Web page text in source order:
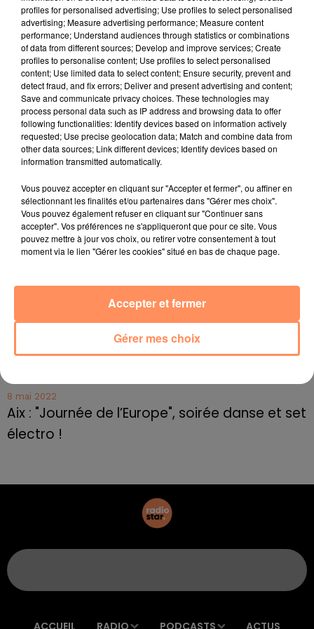
fil actus
4 juillet 2022
Radio Star Live avec Dadju
27 juin 2022
Marseille : une application pour mettre en
relation extras et...
27 juin 2022
Le cocholed pour jouer à la pétanque
jusqu'au bout de la nuit !
10 mai 2022
Toulon : des quais électrifiés pour 2023 !
10 mai 2022
Cassis organise sa traditionnelle "Fête du vin"
Marseille : appel à témoins pour retrouver
Frédéric Pache
Le rappeur marseillais Soprano invité de
8 mai 2022
Aix : "Journée de l’Europe", soirée danse et set
électro !
ACCUEIL RADIO PODCASTS ACTUS
profiles for personalised advertising; Use profiles to select personalised
advertising; Measure advertising performance; Measure content
performance; Understand audiences through statistics or combinations
of data from different sources; Develop and improve services; Create
profiles to personalise content; Use profiles to select personalised
content; Use limited data to select content; Ensure security, prevent and
detect fraud, and fix errors; Deliver and present advertising and content;
Save and communicate privacy choices. These technologies may
process personal data such as IP address and browsing data to offer
following functionalities: Identify devices based on information actively
requested; Use precise geolocation data; Match and combine data from
other data sources; Link different devices; Identify devices based on
information transmitted automatically.
Vous pouvez accepter en cliquant sur "Accepter et fermer", ou affiner en
sélectionnant les finalités et/ou partenaires dans "Gérer mes choix".
Vous pouvez également refuser en cliquant sur "Continuer sans
accepter". Vos préférences ne s'appliqueront que pour ce site. Vous
pouvez mettre à jour vos choix, ou retirer votre consentement à tout
moment via le lien "Gérer les cookies" situé en bas de chaque page.
Gérer mes choix
Accepter et fermer